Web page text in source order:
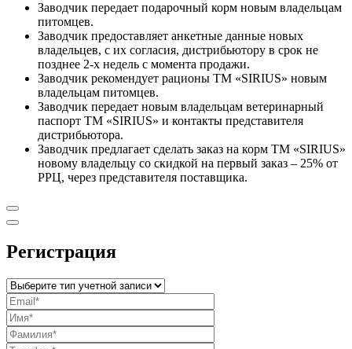
Заводчик передает подарочный корм новым владельцам
питомцев.
Заводчик предоставляет анкетные данные новых
владельцев, с их согласия, дистрибьютору в срок не
позднее 2-х недель с момента продажи.
Заводчик рекомендует рационы ТМ «SIRIUS» новым
владельцам питомцев.
Заводчик передает новым владельцам ветеринарный
паспорт ТМ «SIRIUS» и контакты представителя
дистрибьютора.
Заводчик предлагает сделать заказ на корм ТМ «SIRIUS»
новому владельцу со скидкой на первый заказ – 25% от
РРЦ, через представителя поставщика.
Регистрация